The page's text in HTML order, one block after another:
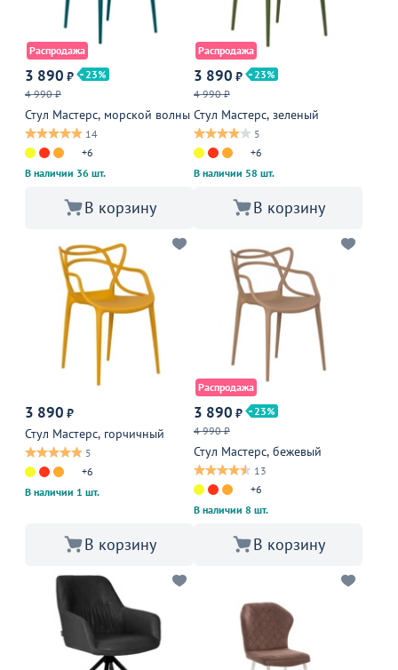
Распродажа
3 890 ₽
23
4 990 ₽
Стул Мастерс, морской волны
14
+6
В наличии 36 шт.
В корзину
Распродажа
3 890 ₽
23
4 990 ₽
Стул Мастерс, зеленый
5
+6
В наличии 58 шт.
В корзину
3 890 ₽
Стул Мастерс, горчичный
5
+6
В наличии 1 шт.
В корзину
Распродажа
3 890 ₽
23
4 990 ₽
Стул Мастерс, бежевый
13
+6
В наличии 8 шт.
В корзину